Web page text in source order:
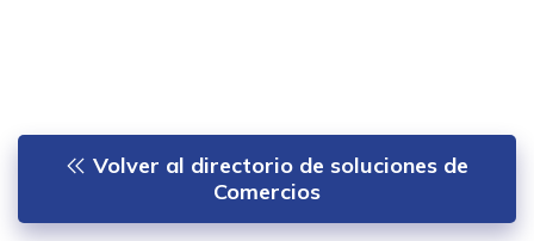
Volver al directorio de soluciones de
Comercios